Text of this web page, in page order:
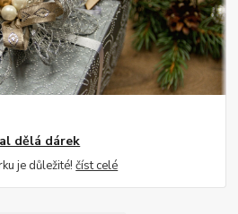
dělá dárek
je důležité!číst celé